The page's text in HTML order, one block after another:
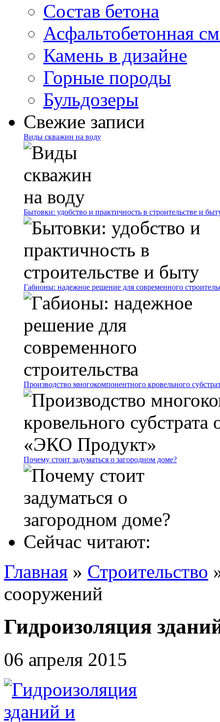
Состав бетона
Асфальтобетонная
Камень в дизайне
Горные породы
Бульдозеры
Свежие записи
Виды скважин на воду
Бытовки: удобство и практичность в строительстве и
Габионы: надежное решение для современного
Производство многокомпонентного кровельного
Почему стоит задуматься о загородном доме?
Сейчас читают:
Главная » Строительство
сооружений
Гидроизоляция
06 апреля 2015